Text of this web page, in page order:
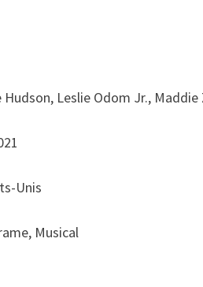
Hudson, Leslie Odom Jr.,
Unis
Musical